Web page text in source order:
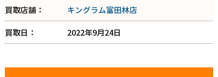
買取店舗：
キングラム富田林店
買取日：
2022年9月24日